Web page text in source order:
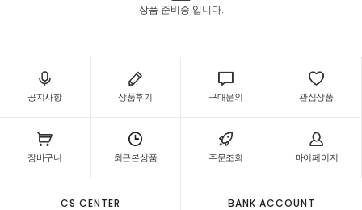
상품 준비중 입니다.
공지사항 상품후기 구매문의 관심상품
장바구니 최근본상품 주문조회 마이페이지
CS CENTER
BANK ACCOUNT